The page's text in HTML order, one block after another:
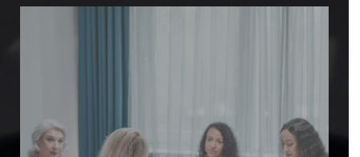
Para iniciar sesión debes introducir el